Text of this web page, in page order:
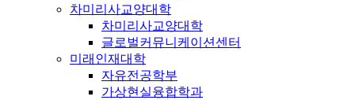
차미리사교양대학
차미리사교양대학
글로벌커뮤니케이션센터
미래인재대학
자유전공학부
가상현실융합학과